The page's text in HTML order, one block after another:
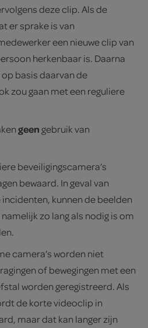
deze clip. Als de
er sprake is van
een nieuwe clip van
herkenbaar is. Daarna
basis daarvan de
zou gaan met een reguliere
geengebruik van
beveiligingscamera’s
bewaard. In geval van
kunnen de beelden
zo lang als nodig is om
camera’s worden niet
of bewegingen met een
worden geregistreerd. Als
de korte videoclip in
maar dat kan langer zijn